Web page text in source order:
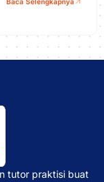
tutor praktisi buat